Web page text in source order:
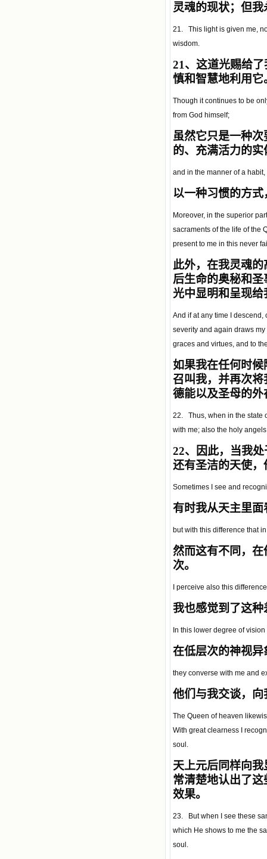
灵魂的现状；但
21. This light is given me,
wisdom.
21、这道光赐给
慎和智慧地利用它
Though it continues to be
from God himself;
虽然它只是一种
的、充满活力的实
and in the manner of a
以一种习惯的方
Moreover, in the superior
sacraments of the life of the
present to me in this never
此外，在我灵魂
后生命的奥秘和
光中显明和呈现给
And if at any time I
severity and again draws
graces and virtues, and to
如果我在任何时
召叫我，并再次
德能以及圣母的
22. Thus, when in the state
with me; also the holy
22、因此，当我
还有圣洁的天使
Sometimes I see and
有时我从天主里
but with this difference that
然而这有不同，
次。
I perceive also this
我也感觉到了这
In this lower degree of
在低层次的神视
they converse with me and
他们与我交谈，
The Queen of heaven
With great clearness I
soul.
天上元后同样向
常清楚地认出了
效果。
23. But when I see these
which He shows to me the
soul.